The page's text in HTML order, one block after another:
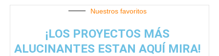
Nuestros favoritos
¡LOS PROYECTOS MÁS
ALUCINANTES ESTAN AQUÍ MIRA!